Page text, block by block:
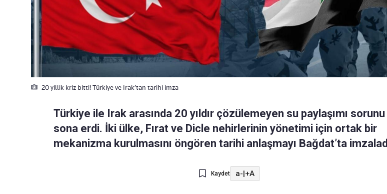
20 yillik kriz bitti! Türkiye ve Irak’tan tarihi imza
Türkiye ile Irak arasında 20 yıldır çözülemeyen su paylaşımı sorunu
sona erdi. İki ülke, Fırat ve Dicle nehirlerinin yönetimi için ortak bir
mekanizma kurulmasını öngören tarihi anlaşmayı Bağdat’ta imzalad
Kaydet a-|+A